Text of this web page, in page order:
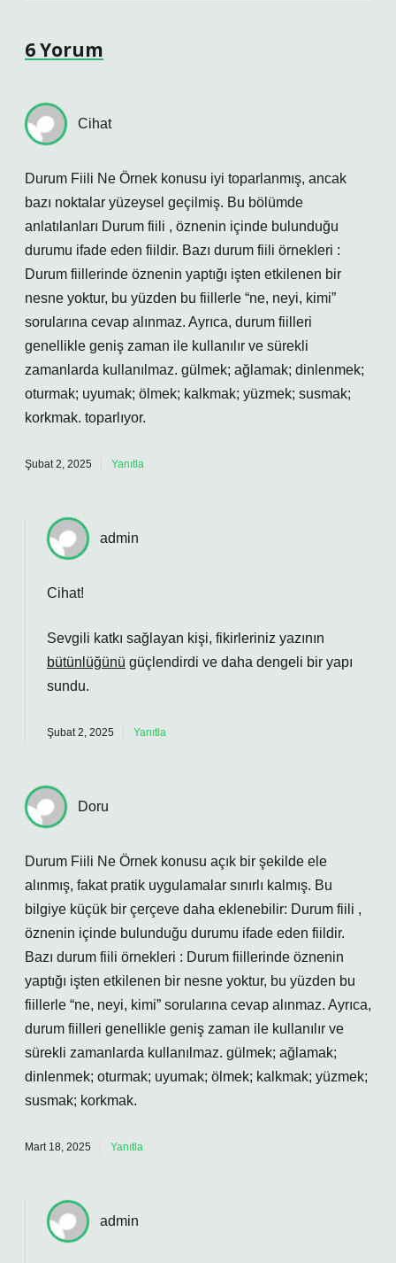
6 Yorum
Cihat
Durum Fiili Ne Örnek konusu iyi toparlanmış, ancak
bazı noktalar yüzeysel geçilmiş. Bu bölümde
anlatılanları Durum fiili , öznenin içinde bulunduğu
durumu ifade eden fiildir. Bazı durum fiili örnekleri :
Durum fiillerinde öznenin yaptığı işten etkilenen bir
nesne yoktur, bu yüzden bu fiillerle “ne, neyi, kimi”
sorularına cevap alınmaz. Ayrıca, durum fiilleri
genellikle geniş zaman ile kullanılır ve sürekli
zamanlarda kullanılmaz. gülmek; ağlamak; dinlenmek;
oturmak; uyumak; ölmek; kalkmak; yüzmek; susmak;
korkmak. toparlıyor.
Şubat 2, 2025 Yanıtla
admin
Cihat!
Sevgili katkı sağlayan kişi, fikirleriniz yazının
bütünlüğünü güçlendirdi ve daha dengeli bir yapı
sundu.
Şubat 2, 2025 Yanıtla
Doru
Durum Fiili Ne Örnek konusu açık bir şekilde ele
alınmış, fakat pratik uygulamalar sınırlı kalmış. Bu
bilgiye küçük bir çerçeve daha eklenebilir: Durum fiili ,
öznenin içinde bulunduğu durumu ifade eden fiildir.
Bazı durum fiili örnekleri : Durum fiillerinde öznenin
yaptığı işten etkilenen bir nesne yoktur, bu yüzden bu
fiillerle “ne, neyi, kimi” sorularına cevap alınmaz. Ayrıca,
durum fiilleri genellikle geniş zaman ile kullanılır ve
sürekli zamanlarda kullanılmaz. gülmek; ağlamak;
dinlenmek; oturmak; uyumak; ölmek; kalkmak; yüzmek;
susmak; korkmak.
Mart 18, 2025 Yanıtla
admin